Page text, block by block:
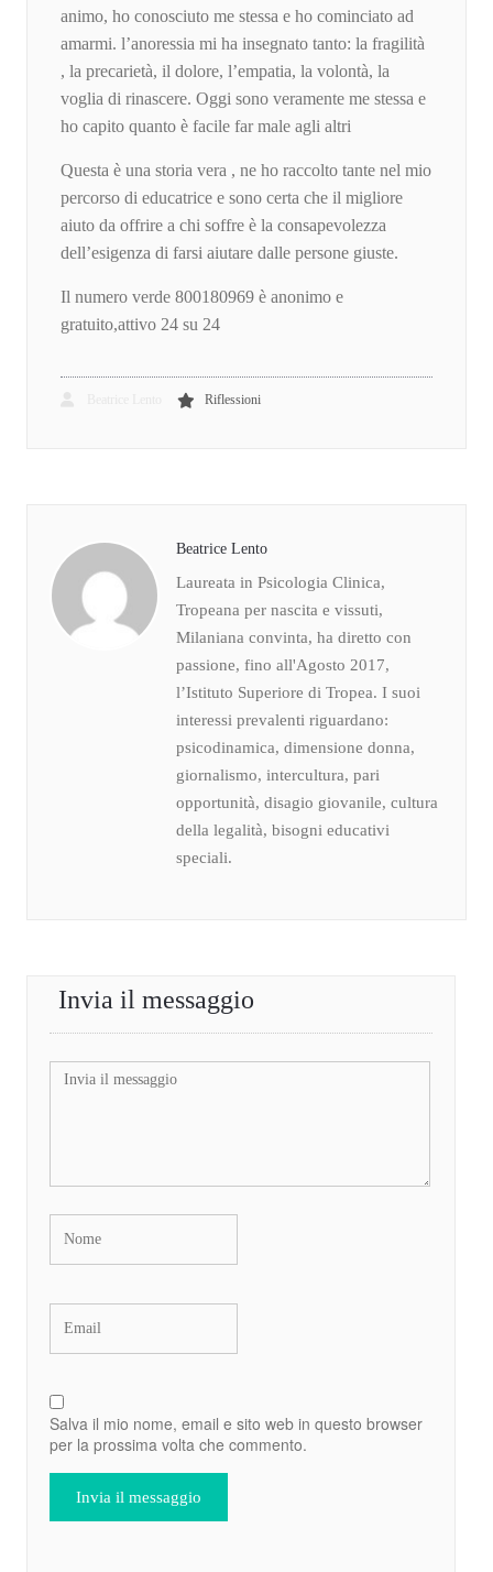
animo, ho conosciuto me stessa e ho cominciato ad
amarmi. l’anoressia mi ha insegnato tanto: la fragilità
, la precarietà, il dolore, l’empatia, la volontà, la
voglia di rinascere. Oggi sono veramente me stessa e
ho capito quanto è facile far male agli altri
Questa è una storia vera , ne ho raccolto tante nel mio
percorso di educatrice e sono certa che il migliore
aiuto da offrire a chi soffre è la consapevolezza
dell’esigenza di farsi aiutare dalle persone giuste.
Il numero verde 800180969 è anonimo e
gratuito,attivo 24 su 24
Riflessioni
Beatrice Lento
Laureata in Psicologia Clinica,
Tropeana per nascita e vissuti,
Milaniana convinta, ha diretto con
passione, fino all'Agosto 2017,
l’Istituto Superiore di Tropea. I suoi
interessi prevalenti riguardano:
psicodinamica, dimensione donna,
giornalismo, intercultura, pari
opportunità, disagio giovanile, cultura
della legalità, bisogni educativi
speciali.
Invia il messaggio
Salva il mio nome, email e sito web in questo browser
per la prossima volta che commento.